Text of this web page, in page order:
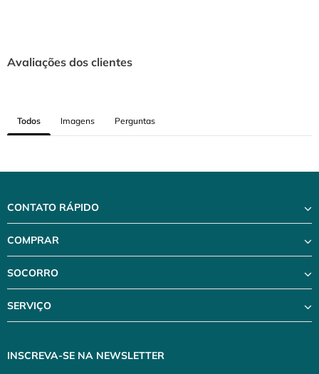
Avaliações dos clientes
Todos Imagens Perguntas
CONTATO RÁPIDO
COMPRAR
SOCORRO
SERVIÇO
INSCREVA-SE NA NEWSLETTER